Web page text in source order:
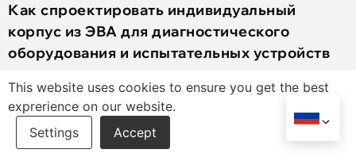
Как спроектировать индивидуальный
корпус из ЭВА для диагностического
оборудования и испытательных устройств
ЭВА для диагностического оборудования с помощью
четкого пошагового процесса для лучшей защиты и
удобства использования..
This website uses cookies to ensure you get the best
exprerience on our website.